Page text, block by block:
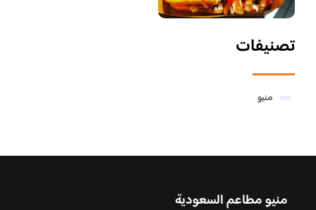
تصنيفات
منيو
منيو مطاعم السعودية